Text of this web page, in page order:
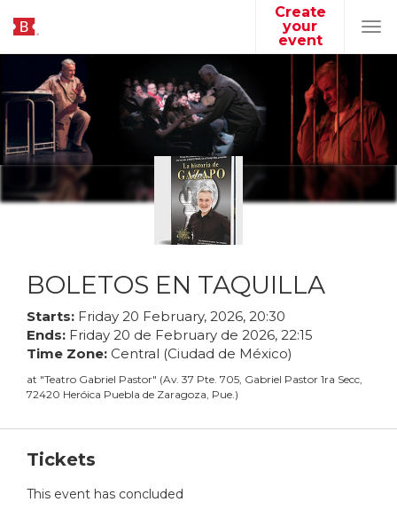
Create
your
event
BOLETOS EN TAQUILLA
Starts: Friday 20 February, 2026, 20:30
Ends: Friday 20 de February de 2026, 22:15
Time Zone: Central (Ciudad de México)
at "Teatro Gabriel Pastor" (Av. 37 Pte. 705, Gabriel Pastor 1ra Secc,
72420 Heróica Puebla de Zaragoza, Pue.)
Tickets
This event has concluded